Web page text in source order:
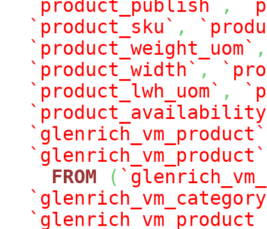
`product_publish` ,
`product_sku` ,
`product_weight_uom` ,
`product_width` ,
`product_lwh_uom` ,
`glenrich_vm_product`
`glenrich_vm_product`
FROM
(